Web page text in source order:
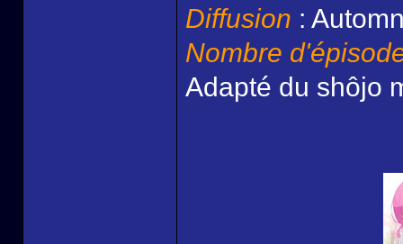
Diffusion :
Nombre
Adapté du shôjo